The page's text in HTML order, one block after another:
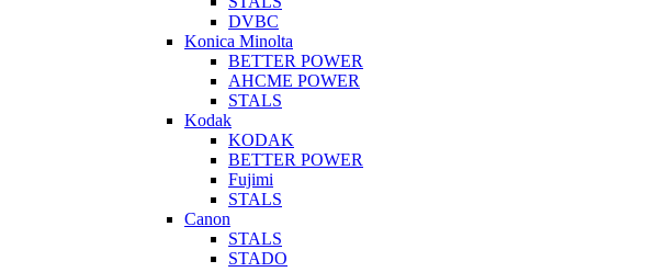
DVBC
Konica Minolta
BETTER POWER
AHCME POWER
STALS
Kodak
KODAK
BETTER POWER
Fujimi
STALS
Canon
STALS
STADO